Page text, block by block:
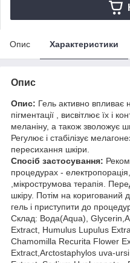
Опис Характеристики
Опис
Опис: Гель активно впливає
пігментації , висвітлює їх і
меланіну, а також зволожує
Регулює і стабілізує
пересихання шкіри.
Спосіб застосування:
процедурах -
,мікрострумова терапія.
шкіру. Потім на коригований
гель і приступити до
Склад: Вода(Aqua),
Extract, Humulus Lupulus
Chamomilla Recurita Flower
Extract,Arctostaphylos uva-